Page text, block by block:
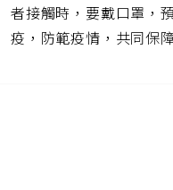
者接觸時，要戴口罩，
疫，防範疫情，共同保